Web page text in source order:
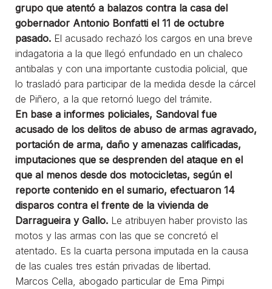
grupo que atentó a balazos contra la casa del
gobernador Antonio Bonfatti el 11 de octubre
pasado. El acusado rechazó los cargos en una breve
indagatoria a la que llegó enfundado en un chaleco
antibalas y con una importante custodia policial, que
lo trasladó para participar de la medida desde la cárcel
de Piñero, a la que retornó luego del trámite.
En base a informes policiales, Sandoval fue
acusado de los delitos de abuso de armas agravado,
portación de arma, daño y amenazas calificadas,
imputaciones que se desprenden del ataque en el
que al menos desde dos motocicletas, según el
reporte contenido en el sumario, efectuaron 14
disparos contra el frente de la vivienda de
Darragueira y Gallo. Le atribuyen haber provisto las
motos y las armas con las que se concretó el
atentado. Es la cuarta persona imputada en la causa
de las cuales tres están privadas de libertad.
Marcos Cella, abogado particular de Ema Pimpi